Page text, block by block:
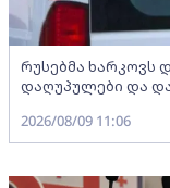
რუსებმა ხარკოვს
დაღუპულები და
2026/08/09 11:06